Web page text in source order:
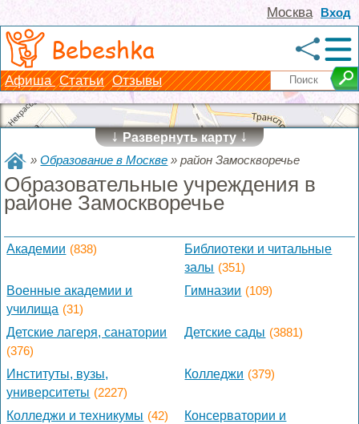
Вход
Москва
Bebeshka
Афиша Статьи Отзывы
↓Развернуть карту↓
»Образование в Москве »район Замоскворечье
Образовательные учреждения в
районе Замоскворечье
Академии (838)
Библиотеки и читальные
залы (351)
Военные академии и
училища (31)
Гимназии (109)
Детские лагеря, санатории
(376)
Детские сады (3881)
Институты, вузы,
университеты (2227)
Колледжи (379)
Колледжи и техникумы (42)
Консерватории и